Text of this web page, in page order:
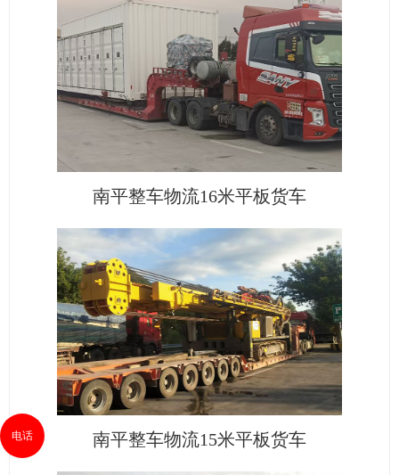
南平整车物流16米平板货车
南平整车物流15米平板货车
电话